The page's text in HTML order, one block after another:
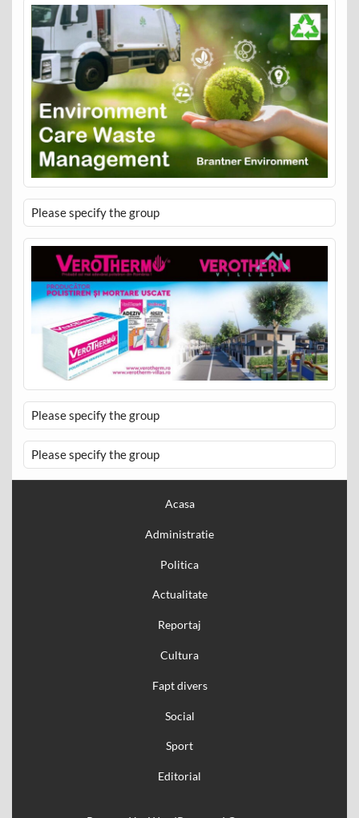
Please specify the group
Please specify the group
Please specify the group
Acasa
Administratie
Politica
Actualitate
Reportaj
Cultura
Fapt divers
Social
Sport
Editorial